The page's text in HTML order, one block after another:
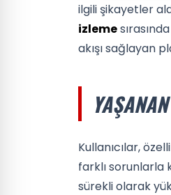
ilgili şikayetler
izleme
akışı sağlayan
Kullanıcılar,
farklı sorunlarla
sürekli olarak